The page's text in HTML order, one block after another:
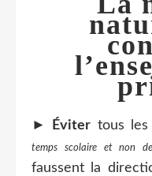
► Éviter tous les
temps scolaire et non
faussent la